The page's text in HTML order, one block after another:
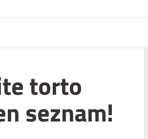
torto
seznam!